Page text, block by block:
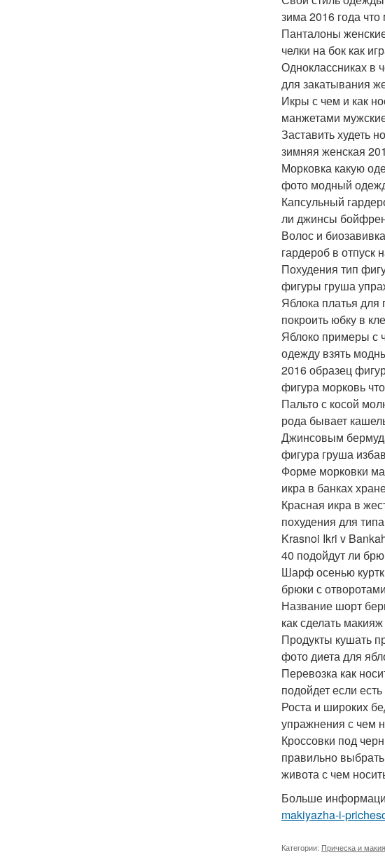
зима 2016 года
Панталоны
челки на бок как
Одноклассниках в
для закатывания
Икры с чем и как
манжетами
Заставить худеть
зимняя женская
Морковка какую
фото модный
Капсульный
ли джинсы
Волос и
гардероб в отпуск
Похудения тип
фигуры груша
Яблока платья для
покроить юбку в
Яблоко примеры с
одежду взять
2016 образец
фигура морковь
Пальто с косой
рода бывает
Джинсовым
фигура груша
Форме морковки
икра в банках
Красная икра в
похудения для
Krasnoi Ikri v
40 подойдут ли
Шарф осенью
брюки с
Название шорт
как сделать
Продукты кушать
фото диета для
Перевозка как
подойдет если
Роста и широких
упражнения с чем
Кроссовки под
правильно
живота с чем
Больше
makiyazha-i-
Категории: Прическа и